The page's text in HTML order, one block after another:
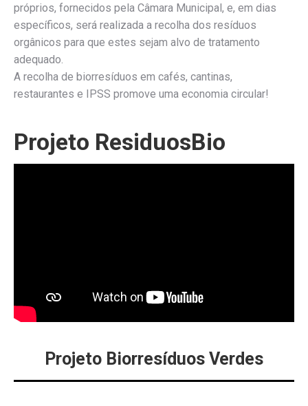
próprios, fornecidos pela Câmara Municipal, e, em dias
específicos, será realizada a recolha dos resíduos
orgânicos para que estes sejam alvo de tratamento
adequado.
A recolha de biorresíduos em cafés, cantinas,
restaurantes e IPSS promove uma economia circular!
Projeto ResiduosBio
Projeto Biorresíduos Verdes